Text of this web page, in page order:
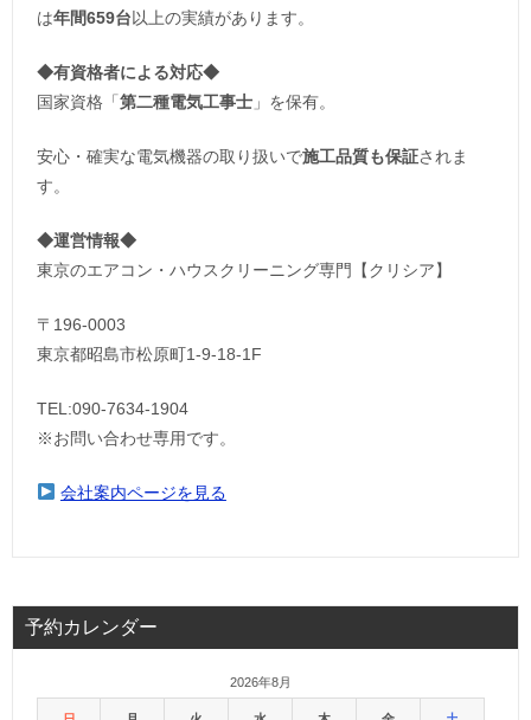
は年間659台以上の実績があります。
◆有資格者による対応◆
国家資格「第二種電気工事士 」を保有。
安心・確実な電気機器の取り扱いで施工品質も保証されま
す。
◆運営情報◆
東京のエアコン・ハウスクリーニング専門【クリシア】
〒196-0003
東京都昭島市松原町1-9‐18‐1F
TEL:090-7634-1904
※お問い合わせ専用です。
会社案内ページを見る
予約カレンダー
2026年8月